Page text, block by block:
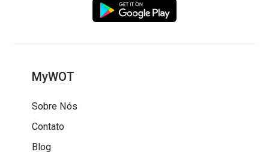
MyWOT
Sobre Nós
Contato
Blog